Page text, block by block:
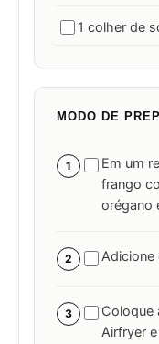
1 colher de
MODO DE
1
Em um
frango
orégano
2 Adicione
3
Coloque
Airfryer